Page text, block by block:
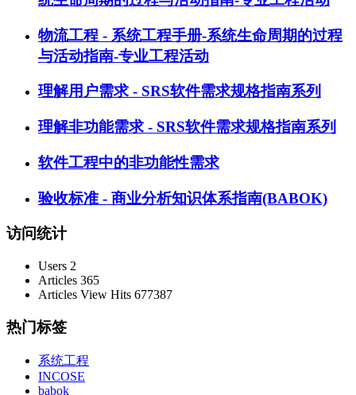
物流工程 - 系统工程手册-系统生命周期的过程
与活动指南-专业工程活动
理解用户需求 - SRS软件需求规格指南系列
理解非功能需求 - SRS软件需求规格指南系列
软件工程中的非功能性需求
验收标准 - 商业分析知识体系指南(BABOK)
访问统计
Users 2
Articles 365
Articles View Hits 677387
热门标签
系统工程
INCOSE
babok